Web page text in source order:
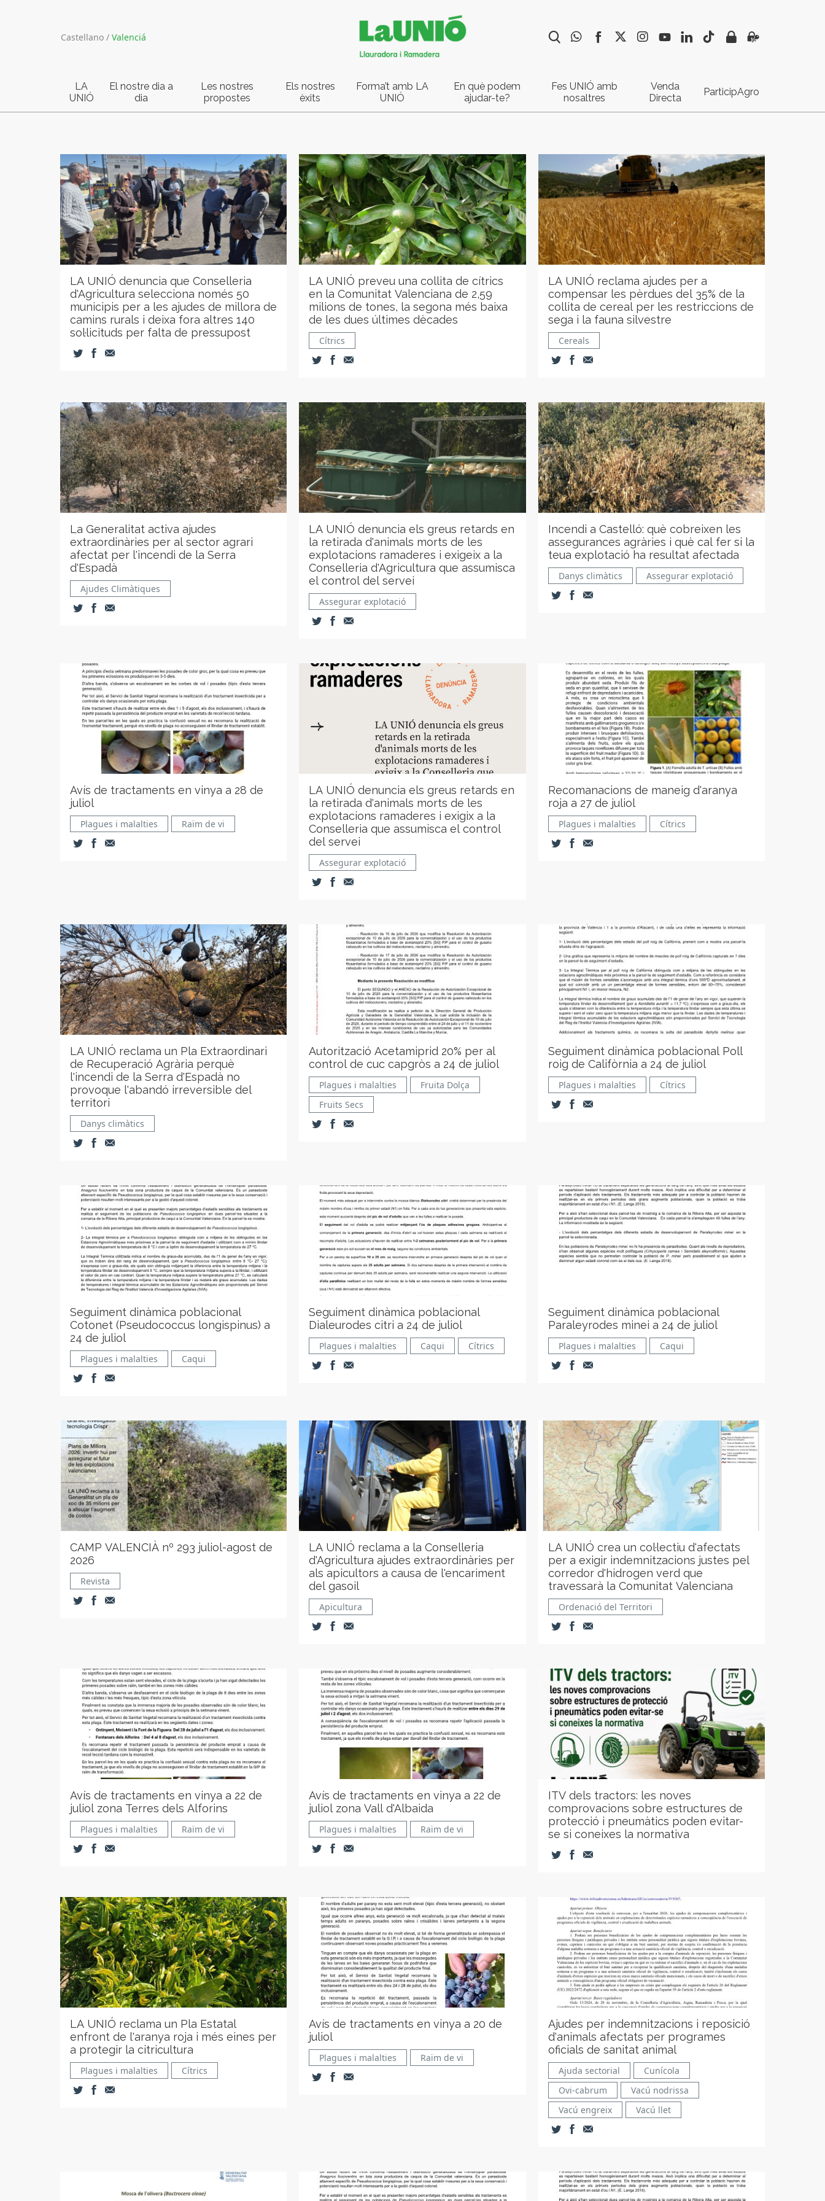
Castellano / Valenciá
LA
UNIÓ
El nostre dia a
dia
Les nostres
propostes
Els nostres
èxits
Forma’t amb LA
UNIÓ
En què podem
ajudar-te?
Fes UNIÓ amb
nosaltres
Venda
Directa
ParticipAgro
LA UNIÓ denuncia que Conselleria
d'Agricultura selecciona només 50
municipis per a les ajudes de millora de
camins rurals i deixa fora altres 140
sol·licituds per falta de pressupost
LA UNIÓ preveu una collita de cítrics
en la Comunitat Valenciana de 2,59
milions de tones, la segona més baixa
de les dues últimes dècades
Cítrics
LA UNIÓ reclama ajudes per a
compensar les pèrdues del 35% de la
collita de cereal per les restriccions de
sega i la fauna silvestre
Cereals
La Generalitat activa ajudes
extraordinàries per al sector agrari
afectat per l'incendi de la Serra
d'Espadà
Ajudes Climàtiques
LA UNIÓ denuncia els greus retards en
la retirada d'animals morts de les
explotacions ramaderes i exigeix a la
Conselleria d'Agricultura que assumisca
el control del servei
Assegurar explotació
Incendi a Castelló: què cobreixen les
assegurances agràries i què cal fer si la
teua explotació ha resultat afectada
Danys climàtics Assegurar explotació
Avís de tractaments en vinya a 28 de
juliol
Plagues i malalties Raïm de vi
LA UNIÓ denuncia els greus retards en
la retirada d'animals morts de les
explotacions ramaderes i exigix a la
Conselleria que assumisca el control
del servei
Assegurar explotació
Recomanacions de maneig d'aranya
roja a 27 de juliol
Plagues i malalties Cítrics
LA UNIÓ reclama un Pla Extraordinari
de Recuperació Agrària perquè
l'incendi de la Serra d'Espadà no
provoque l'abandó irreversible del
territori
Danys climàtics
Autorització Acetamiprid 20% per al
control de cuc capgròs a 24 de juliol
Plagues i malalties
Fruita Dolça
Fruits Secs
Seguiment dinàmica poblacional Poll
roig de Califòrnia a 24 de juliol
Plagues i malalties Cítrics
Seguiment dinàmica poblacional
Cotonet (Pseudococcus longispinus) a
24 de juliol
Plagues i malalties Caqui
Seguiment dinàmica poblacional
Dialeurodes citri a 24 de juliol
Plagues i malalties Caqui Cítrics
Seguiment dinàmica poblacional
Paraleyrodes minei a 24 de juliol
Plagues i malalties Caqui
CAMP VALENCIÀ nº 293 juliol-agost de
2026
Revista
LA UNIÓ reclama a la Conselleria
d'Agricultura ajudes extraordinàries per
als apicultors a causa de l'encariment
del gasoil
Apicultura
LA UNIÓ crea un col·lectiu d'afectats
per a exigir indemnitzacions justes pel
corredor d'hidrogen verd que
travessarà la Comunitat Valenciana
Ordenació del Territori
Avís de tractaments en vinya a 22 de
juliol zona Terres dels Alforins
Plagues i malalties Raïm de vi
Avís de tractaments en vinya a 22 de
juliol zona Vall d'Albaida
Plagues i malalties Raïm de vi
ITV dels tractors: les noves
comprovacions sobre estructures de
protecció i pneumàtics poden evitar-
se si coneixes la normativa
LA UNIÓ reclama un Pla Estatal
enfront de l'aranya roja i més eines per
a protegir la citricultura
Plagues i malalties Cítrics
Avís de tractaments en vinya a 20 de
juliol
Plagues i malalties Raïm de vi
Ajudes per indemnitzacions i reposició
d'animals afectats per programes
oficials de sanitat animal
Ajuda sectorial
Cunícola
Ovi-cabrum
Vacú nodrissa
Vacú engreix
Vacú llet